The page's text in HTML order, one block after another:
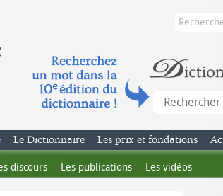
discours Les publications Les vidéos
Le Dictionnaire Les prix et fondations